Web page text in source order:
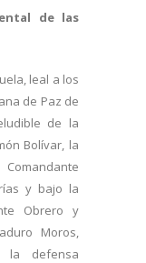
de las
leal a los
de Paz de
de la
Bolívar, la
y bajo la
Obrero y
Moros,
la defensa